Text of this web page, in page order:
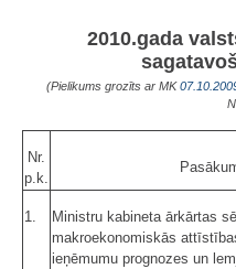
2010.gada
(Pielikums grozīts ar MK
Nr.
p.k.
1.
Ministru kabineta ārkārtas
makroekonomiskās
ieņēmumu prognozes un